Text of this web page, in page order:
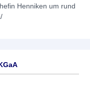
Henniken um rund